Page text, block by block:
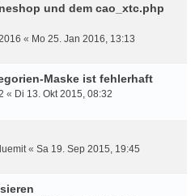
und dem cao_xtc.php
« Mo 25. Jan 2016, 13:13
Maske ist fehlerhaft
« Di 13. Okt 2015, 08:32
« Sa 19. Sep 2015, 19:45